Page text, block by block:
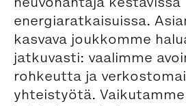
energiaratkaisuissa.
kasvava joukkomme
jatkuvasti: vaalimme
rohkeutta ja
yhteistyötä.